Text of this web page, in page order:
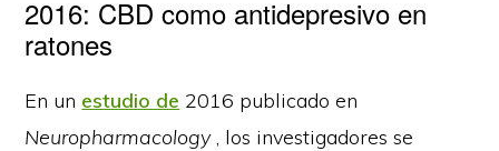
2016: CBD como antidepresivo en
ratones
En un estudio de 2016 publicado en
Neuropharmacology, los investigadores se